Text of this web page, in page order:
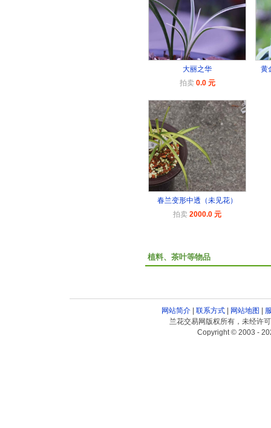
大丽之华
拍卖 0.0 元
黄
春兰变形中透（未见花）
拍卖 2000.0 元
植料、茶叶等物品
网站简介| 联系方式| 网站地图 |
兰花交易网版权所有，未经许
Copyright © 2003 -